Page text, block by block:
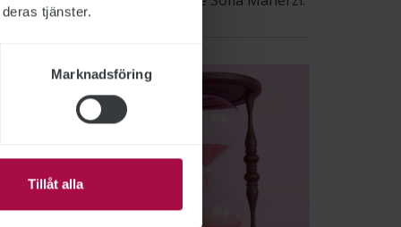
tjänster.
Marknadsföring
Tillåt alla